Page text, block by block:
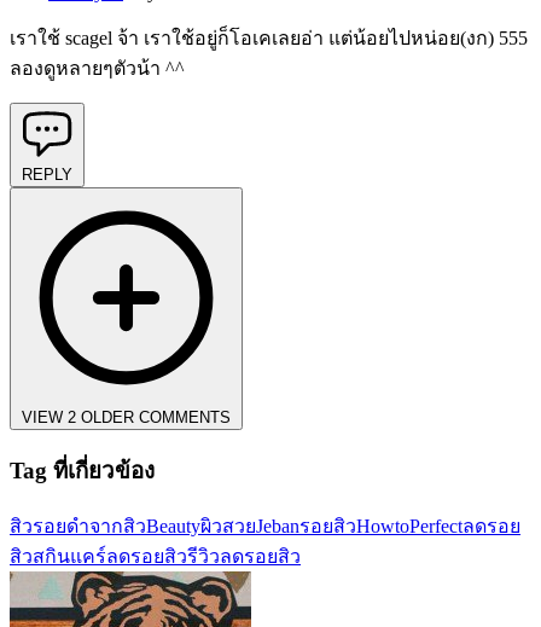
เราใช้ scagel จ้า เราใช้อยู่ก็โอเคเลยอ่า แต่น้อยไปหน่อย(งก) 555
ลองดูหลายๆตัวน้า ^^
REPLY
VIEW 2 OLDER COMMENTS
Tag ที่เกี่ยวข้อง
สิวรอยดำจากสิวBeautyผิวสวยJebanรอยสิวHowtoPerfectลดรอย
สิวสกินแคร์ลดรอยสิวรีวิวลดรอยสิว